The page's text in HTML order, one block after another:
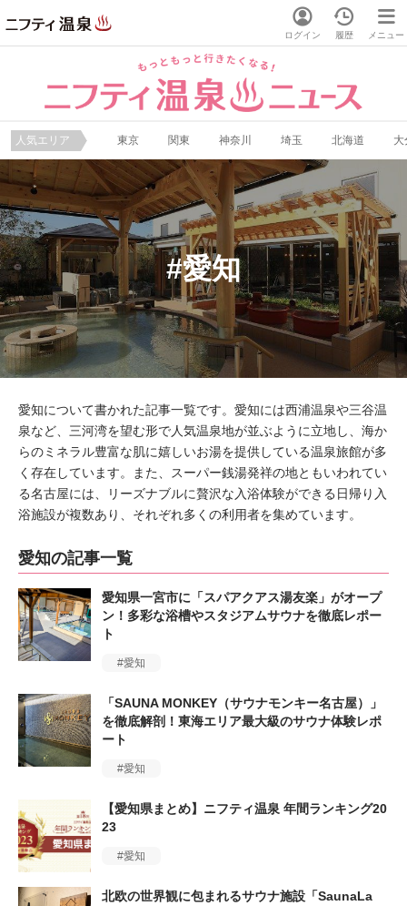
ログイン 履歴 メニュー
人気エリア 東京 関東 神奈川 埼玉 北海道 大
愛知
愛知について書かれた記事一覧です。愛知には西浦温泉や三谷温
泉など、三河湾を望む形で人気温泉地が並ぶように立地し、海か
らのミネラル豊富な肌に嬉しいお湯を提供している温泉旅館が多
く存在しています。また、スーパー銭湯発祥の地ともいわれてい
る名古屋には、リーズナブルに贅沢な入浴体験ができる日帰り入
浴施設が複数あり、それぞれ多くの利用者を集めています。
愛知の記事一覧
愛知県一宮市に「スパアクアス湯友楽」がオープ
ン！多彩な浴槽やスタジアムサウナを徹底レポー
ト
愛知
「SAUNA MONKEY（サウナモンキー名古屋）」
を徹底解剖！東海エリア最大級のサウナ体験レポ
ート
愛知
【愛知県まとめ】ニフティ温泉 年間ランキング20
23
愛知
北欧の世界観に包まれるサウナ施設「SaunaLa